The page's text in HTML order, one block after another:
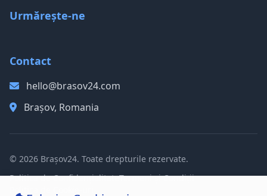
Urmărește-ne
Contact
hello@brasov24.com
Brașov, Romania
© 2026 Brașov24. Toate drepturile rezervate.
Politica de ConfidențialitateTermeni și Condiții